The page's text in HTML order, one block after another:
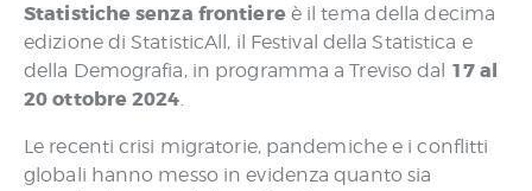
Statistiche senza frontiereè il tema della decima
edizione di StatisticAll, il Festival della Statistica e
della Demografia, in programma a Treviso dal 17 al
20 ottobre 2024.
Le recenti crisi migratorie, pandemiche e i conflitti
globali hanno messo in evidenza quanto sia